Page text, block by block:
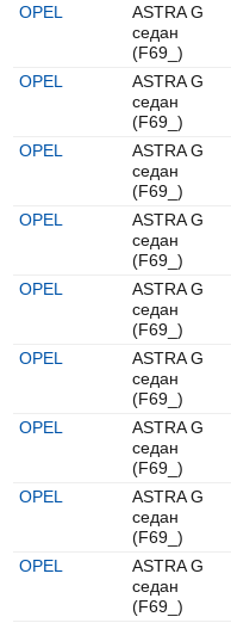
OPEL
ASTRA G
седан
(F69_)
OPEL
ASTRA G
седан
(F69_)
OPEL
ASTRA G
седан
(F69_)
OPEL
ASTRA G
седан
(F69_)
OPEL
ASTRA G
седан
(F69_)
OPEL
ASTRA G
седан
(F69_)
OPEL
ASTRA G
седан
(F69_)
OPEL
ASTRA G
седан
(F69_)
OPEL
ASTRA G
седан
(F69_)